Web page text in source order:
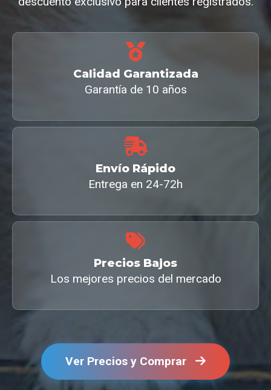
Calidad Garantizada
Garantía de 10 años
Envío Rápido
Entrega en 24-72h
Precios Bajos
Los mejores precios del mercado
Ver Precios y Comprar